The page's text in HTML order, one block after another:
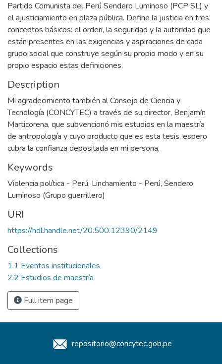
Partido Comunista del Perú Sendero Luminoso (PCP SL) y
el ajusticiamiento en plaza pública. Define la justicia en tres
conceptos básicos: el orden, la seguridad y la autoridad que
están presentes en las exigencias y aspiraciones de cada
grupo social que construye según su propio modo y en su
propio espacio estas definiciones.
Description
Mi agradecimiento también al Consejo de Ciencia y
Tecnología (CONCYTEC) a través de su director, Benjamín
Marticorena, que subvencionó mis estudios en la maestría
de antropología y cuyo producto que es esta tesis, espero
cubra la confianza depositada en mi persona.
Keywords
Violencia política - Perú, Linchamiento - Perú, Sendero
Luminoso (Grupo guerrillero)
URI
https://hdl.handle.net/20.500.12390/2149
Collections
1.1 Eventos institucionales
2.2 Estudios de maestría
Full item page
repositorio@concytec.gob.pe